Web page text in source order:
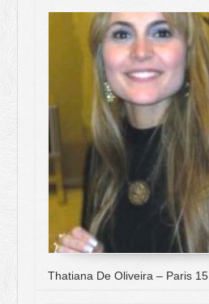
Thatiana De Oliveira – Paris 15